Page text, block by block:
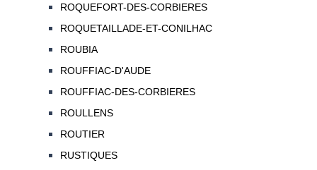
ROQUEFORT-DES-CORBIERES
ROQUETAILLADE-ET-CONILHAC
ROUBIA
ROUFFIAC-D'AUDE
ROUFFIAC-DES-CORBIERES
ROULLENS
ROUTIER
RUSTIQUES